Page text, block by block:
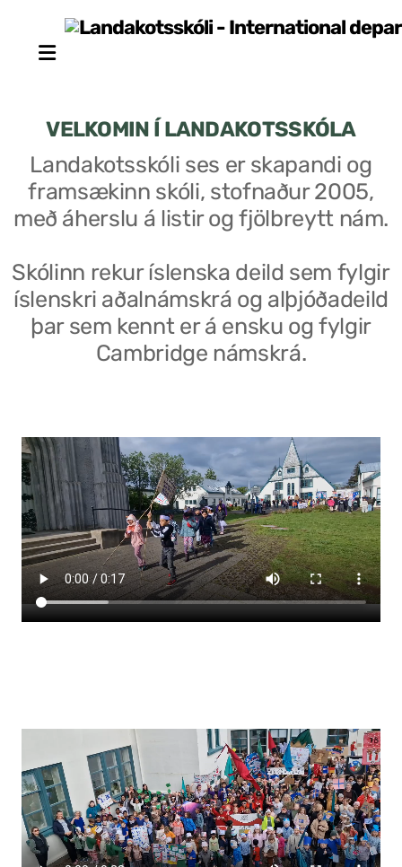
VELKOMIN Í LANDAKOTSSKÓLA
Landakotsskóli ses er skapandi og
framsækinn skóli, stofnaður 2005,
með áherslu á listir og fjölbreytt nám.
Skólinn rekur íslenska deild sem fylgir
íslenskri aðalnámskrá og alþjóðadeild
þar sem kennt er á ensku og fylgir
Cambridge námskrá.
Stjórn sjálfseignarstofnunar
Skólaráð
Fundargerðir skólaráðs
Stjórnendateymi
Skólareglur
Starfsáætlun
Frístund
Upplýsingar um innritun
Námsmat
Læsi
Lestrarheftin
Náms- og kennsluáætlanir